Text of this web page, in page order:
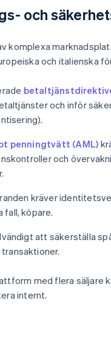
och
komplexa
och italienska
och inför
penningtvätt (AML)
och
kräver
fall, köpare.
att säkerställa
med flera säljare
internt.